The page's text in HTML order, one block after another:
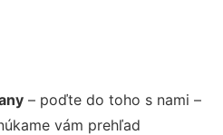
– poďte do toho s nami –
vám prehľad